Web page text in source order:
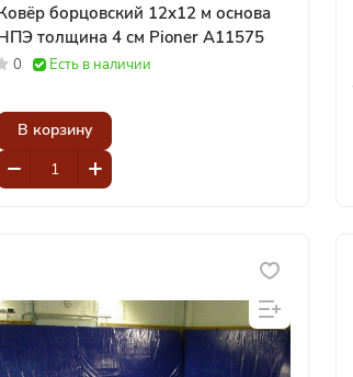
борцовский 12х12 м основа
НПЭ толщина 4 см Pioner A11575
0 Есть в наличии
В корзину